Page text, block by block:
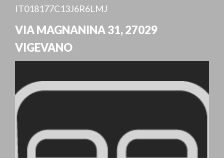
IT018177C13J6R6LMJ
VIA MAGNANINA 31,27029
VIGEVANO